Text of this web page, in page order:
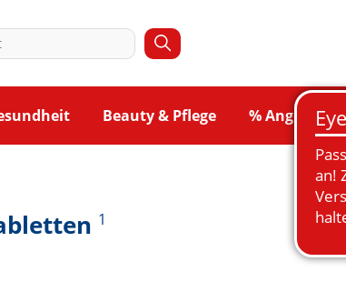
Beauty & Pflege % Angebote
1